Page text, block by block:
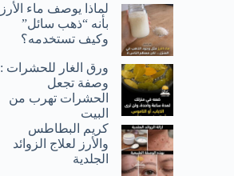
لماذا يوصف ماء الأرز
بأنه “ذهب سائل”
وكيف تستخدمه؟
ورق الغار للحشرات :
وصفة تجعل
الحشرات تهرب من
البيت
كريم البطاطس
والأرز لعلاج الزوائد
الجلدية